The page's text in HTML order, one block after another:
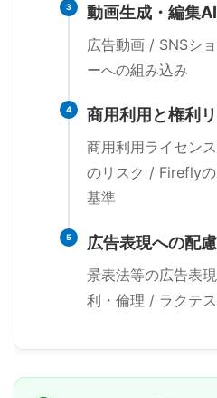
3 動画生成・編集
広告動画 / SNSシ
ーへの組み込み
4 商用利用と権利
商用利用ライセン
のリスク / Firefly
基準
5 広告表現への配
景表法等の広告表
利・倫理 / ラクテ